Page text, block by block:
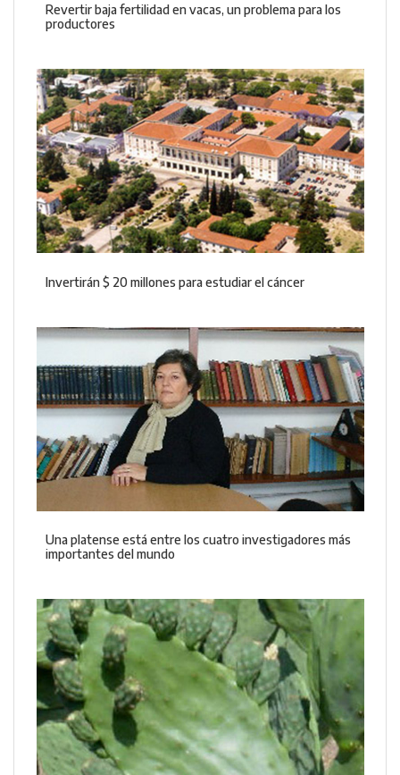
Revertir baja fertilidad en vacas, un problema para los
productores
Invertirán $ 20 millones para estudiar el cáncer
Una platense está entre los cuatro investigadores más
importantes del mundo